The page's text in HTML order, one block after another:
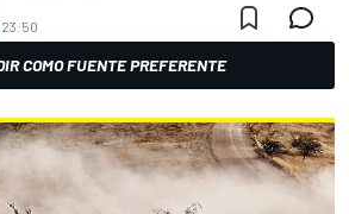
23:50
COMO FUENTE PREFERENTE